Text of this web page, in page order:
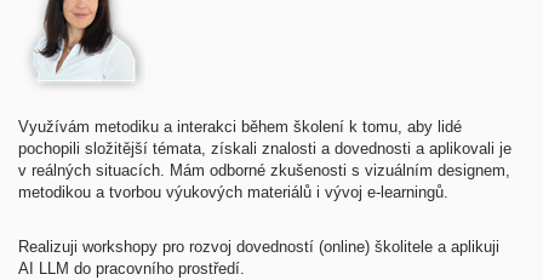
Využívám metodiku a interakci během školení k tomu, aby lidé
pochopili složitější témata, získali znalosti a dovednosti a aplikovali je
v reálných situacích. Mám odborné zkušenosti s vizuálním designem,
metodikou a tvorbou výukových materiálů i vývoj e-learningů.
Realizuji workshopy pro rozvoj dovedností (online) školitele a aplikuji
AI LLM do pracovního prostředí.